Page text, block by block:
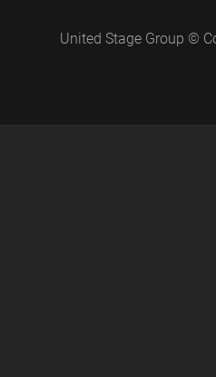
United Stage Group ©